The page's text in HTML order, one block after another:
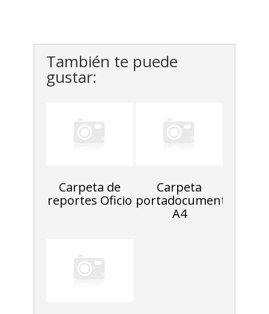
También te puede
gustar:
Carpeta de
reportes Oficio
Carpeta
portadocumentos
A4